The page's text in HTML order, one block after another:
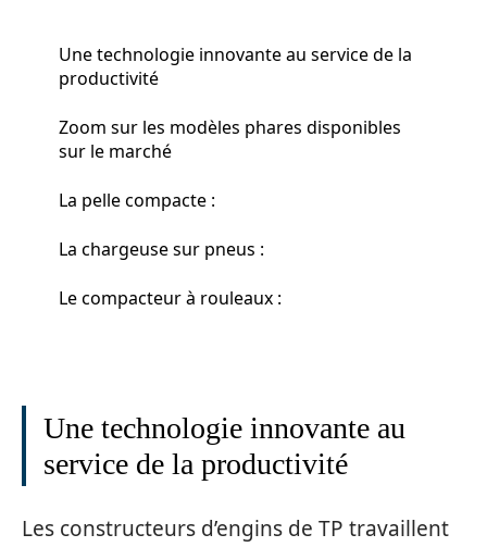
Une technologie innovante au service de la
productivité
Zoom sur les modèles phares disponibles
sur le marché
La pelle compacte :
La chargeuse sur pneus :
Le compacteur à rouleaux :
Une technologie innovante au
service de la productivité
Les constructeurs d’engins de TP travaillent